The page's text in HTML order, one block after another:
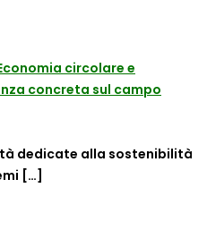
circolare e
concreta sul campo
dedicate alla sostenibilità
[…]